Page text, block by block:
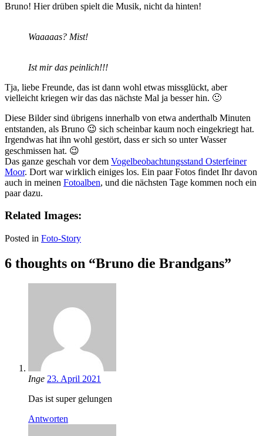
Bruno! Hier drüben spielt die Musik, nicht da hinten!
Waaaaas? Mist!
Ist mir das peinlich!!!
Tja, liebe Freunde, das ist dann wohl etwas missglückt, aber
vielleicht kriegen wir das das nächste Mal ja besser hin. 🙂
Diese Bilder sind übrigens innerhalb von etwa anderthalb Minuten
entstanden, als Bruno 😉 sich scheinbar kaum noch eingekriegt hat.
Irgendwas hat ihn wohl gestört, dass er sich so unter Wasser
geschmissen hat. 😉
Das ganze geschah vor dem Vogelbeobachtungsstand Osterfeiner
Moor. Dort war wirklich einiges los. Ein paar Fotos findet Ihr davon
auch in meinen Fotoalben, und die nächsten Tage kommen noch ein
paar dazu.
Related Images:
Posted in Foto-Story
6 thoughts on “Bruno die Brandgans”
Inge 23. April 2021
Das ist super gelungen
Antworten